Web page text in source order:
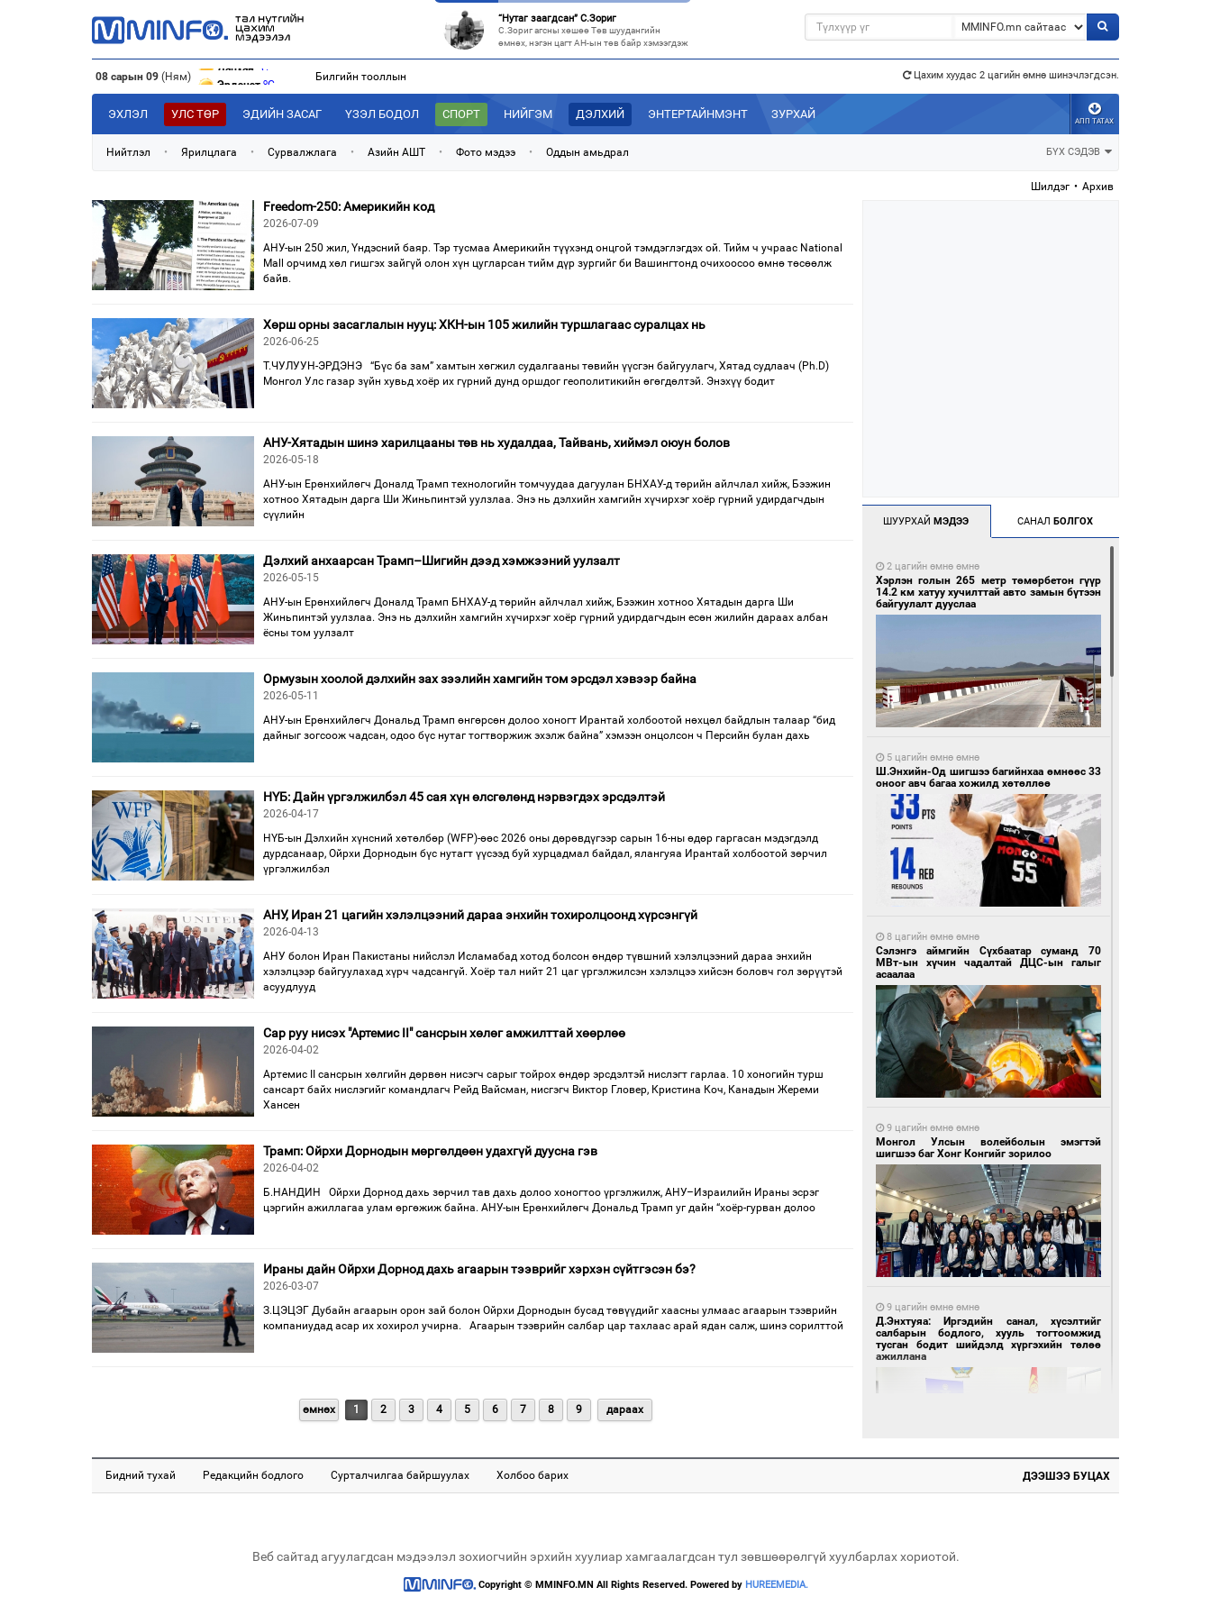
“Нутаг заагдсан” С.Зориг
С.Зориг агсны хөшөө Төв шуудангийн
өмнөх, нэгэн цагт АН-ын төв байр хэмээгдэж
хямралыг утгаар нь эдэлсээр
Эрх зүйн үндэслэл нь тодорхойгүй “гадаад элч нарын” томилгоо
Сүүлийн үед Улаанбаатар болон аймгуудаас
дэлхийн хотуудад биет төлөөлөгч
08 сарын 09 (Ням)
Дархан C
o
Улаанбаатар C
Дархан C
Билгийн тооллын Цахим хуудас 2 цагийн өмнө шинэчлэгдсэн.
ЭХЛЭЛ УЛС ТӨР ЭДИЙН ЗАСАГ ҮЗЭЛ БОДОЛ СПОРТ НИЙГЭМ ДЭЛХИЙ ЭНТЕРТАЙНМЭНТ ЗУРХАЙ
АПП ТАТАХ
Нийтлэл • Ярилцлага • Сурвалжлага • Азийн АШТ • Фото мэдээ • Оддын амьдрал БҮХ СЭДЭВ
Шилдэг • Архив
Freedom-250: Америкийн код
2026-07-09
АНУ-ын 250 жил, Үндэсний баяр. Тэр тусмаа Америкийн түүхэнд онцгой тэмдэглэгдэх ой. Тийм ч учраас National
Mall орчимд хөл гишгэх зайгүй олон хүн цугларсан тийм дүр зургийг би Вашингтонд очихоосоо өмнө төсөөлж
байв.
Хөрш орны засаглалын нууц: ХКН-ын 105 жилийн туршлагаас суралцах нь
2026-06-25
Т.ЧУЛУУН-ЭРДЭНЭ “Бүс ба зам” хамтын хөгжил судалгааны төвийн үүсгэн байгуулагч, Хятад судлаач (Ph.D)
Монгол Улс газар зүйн хувьд хоёр их гүрний дунд оршдог геополитикийн өгөгдөлтэй. Энэхүү бодит
АНУ-Хятадын шинэ харилцааны төв нь худалдаа, Тайвань, хиймэл оюун болов
2026-05-18
АНУ-ын Ерөнхийлөгч Доналд Трамп технологийн томчуудаа дагуулан БНХАУ-д төрийн айлчлал хийж, Бээжин
хотноо Хятадын дарга Ши Жиньпинтэй уулзлаа. Энэ нь дэлхийн хамгийн хүчирхэг хоёр гүрний удирдагчдын
сүүлийн
Дэлхий анхаарсан Трамп–Шигийн дээд хэмжээний уулзалт
2026-05-15
АНУ-ын Ерөнхийлөгч Доналд Трамп БНХАУ-д төрийн айлчлал хийж, Бээжин хотноо Хятадын дарга Ши
Жиньпинтэй уулзлаа. Энэ нь дэлхийн хамгийн хүчирхэг хоёр гүрний удирдагчдын есөн жилийн дараах албан
ёсны том уулзалт
Ормузын хоолой дэлхийн зах зээлийн хамгийн том эрсдэл хэвээр байна
2026-05-11
АНУ-ын Ерөнхийлөгч Дональд Трамп өнгөрсөн долоо хоногт Ирантай холбоотой нөхцөл байдлын талаар “бид
дайныг зогсоож чадсан, одоо бүс нутаг тогтворжиж эхэлж байна” хэмээн онцолсон ч Персийн булан дахь
НҮБ: Дайн үргэлжилбэл 45 сая хүн өлсгөлөнд нэрвэгдэх эрсдэлтэй
2026-04-17
НҮБ-ын Дэлхийн хүнсний хөтөлбөр (WFP)-өөс 2026 оны дөрөвдүгээр сарын 16-ны өдөр гаргасан мэдэгдэлд
дурдсанаар, Ойрхи Дорнодын бүс нутагт үүсээд буй хурцадмал байдал, ялангуяа Ирантай холбоотой зөрчил
үргэлжилбэл
АНУ, Иран 21 цагийн хэлэлцээний дараа энхийн тохиролцоонд хүрсэнгүй
2026-04-13
АНУ болон Иран Пакистаны нийслэл Исламабад хотод болсон өндөр түвшний хэлэлцээний дараа энхийн
хэлэлцээр байгуулахад хүрч чадсангүй. Хоёр тал нийт 21 цаг үргэлжилсэн хэлэлцээ хийсэн боловч гол зөрүүтэй
асуудлууд
Сар руу нисэх "Артемис II" сансрын хөлөг амжилттай хөөрлөө
2026-04-02
Артемис II сансрын хөлгийн дөрвөн нисэгч сарыг тойрох өндөр эрсдэлтэй нислэгт гарлаа. 10 хоногийн турш
сансарт байх нислэгийг командлагч Рейд Вайсман, нисгэгч Виктор Гловер, Кристина Коч, Канадын Жереми
Хансен
Трамп: Ойрхи Дорнодын мөргөлдөөн удахгүй дуусна гэв
2026-04-02
Б.НАНДИН Ойрхи Дорнод дахь зөрчил тав дахь долоо хоногтоо үргэлжилж, АНУ–Израилийн Ираны эсрэг
цэргийн ажиллагаа улам өргөжиж байна. АНУ-ын Ерөнхийлөгч Дональд Трамп уг дайн “хоёр-гурван долоо
Ираны дайн Ойрхи Дорнод дахь агаарын тээврийг хэрхэн сүйтгэсэн бэ?
2026-03-07
З.ЦЭЦЭГ Дубайн агаарын орон зай болон Ойрхи Дорнодын бусад төвүүдийг хаасны улмаас агаарын тээврийн
компаниудад асар их хохирол учирна. Агаарын тээврийн салбар цар тахлаас арай ядан салж, шинэ сорилттой
өмнөх 1 2 3 4 5 6 7 8 9 дараах
ШУУРХАЙМЭДЭЭ САНАЛБОЛГОХ
2 цагийн өмнө өмнө
Хэрлэн голын 265 метр төмөрбетон гүүр
14.2 км хатуу хучилттай авто замын бүтээн
байгуулалт дууслаа
5 цагийн өмнө өмнө
Ш.Энхийн-Од шигшээ багийнхаа өмнөөс 33
оноог авч багаа хожилд хөтөллөө
8 цагийн өмнө өмнө
Сэлэнгэ аймгийн Сүхбаатар суманд 70
МВт-ын хүчин чадалтай ДЦС-ын галыг
асаалаа
9 цагийн өмнө өмнө
Монгол Улсын волейболын эмэгтэй
шигшээ баг Хонг Конгийг зорилоо
9 цагийн өмнө өмнө
Д.Энхтуяа: Иргэдийн санал, хүсэлтийг
салбарын бодлого, хууль тогтоомжид
тусган бодит шийдэлд хүргэхийн төлөө
ажиллана
Бидний тухай Редакцийн бодлого Сурталчилгаа байршуулах Холбоо барих ДЭЭШЭЭ БУЦАХ
Веб сайтад агуулагдсан мэдээлэл зохиогчийн эрхийн хуулиар хамгаалагдсан тул зөвшөөрөлгүй хуулбарлах хориотой.
Copyright © MMINFO.MN All Rights Reserved. Powered by HUREEMEDIA.